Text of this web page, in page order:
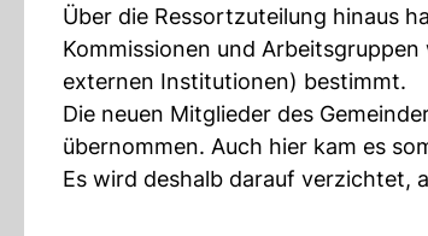
Über die Ressortzuteilung hinaus
Kommissionen und
externen Institutionen) bestimmt.
Die neuen Mitglieder des
übernommen. Auch hier kam es
Es wird deshalb darauf verzichtet,